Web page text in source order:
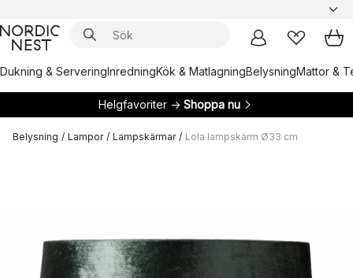
Dukning & ServeringInredningKök & MatlagningBelysningMattor &
Helgfavoriter → Shoppa nu
Belysning / Lampor / Lampskärmar / Lola lampskärm Ø33 cm